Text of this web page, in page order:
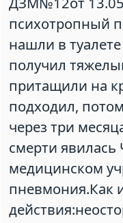
психотропный
нашли в
получил
притащили на
подходил,
через три
смерти
медицинском
пневмония.Как